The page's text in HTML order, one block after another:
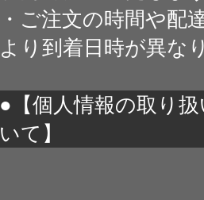
・ご注文の時間や配
より到着日時が異な
●【個人情報の取り
いて】